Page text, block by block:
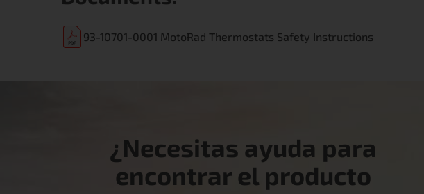
93-10701-0001 MotoRad Thermostats Safety Instructions
¿Necesitas ayuda para
encontrar el producto